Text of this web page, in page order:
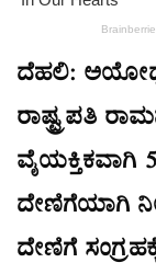
ದೆಹಲಿ:
ರಾಷ್ಟ್ರಪತಿ
ವೈಯಕ್ತಿಕವಾಗಿ
ದೇಣಿಗೆಯಾಗಿ
ದೇಣಿಗೆ